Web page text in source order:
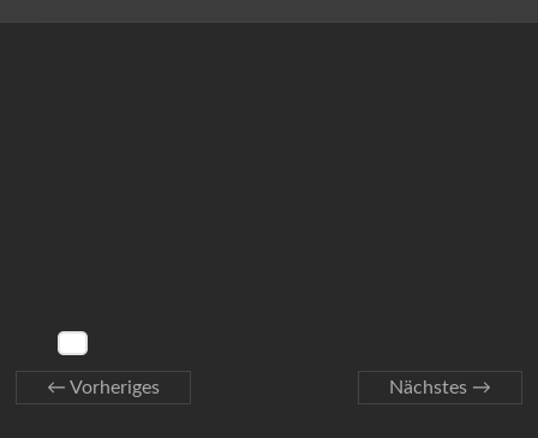
← Vorheriges Nächstes →